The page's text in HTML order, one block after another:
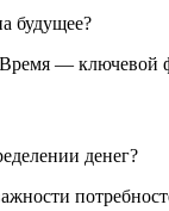
будущее?
— ключевой
денег?